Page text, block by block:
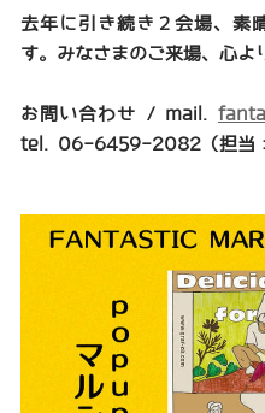
去年に引き続き２会場、素
す。みなさまのご来場、心よ
お問い合わせ / mail.
tel. 06-6459-2082（担当：